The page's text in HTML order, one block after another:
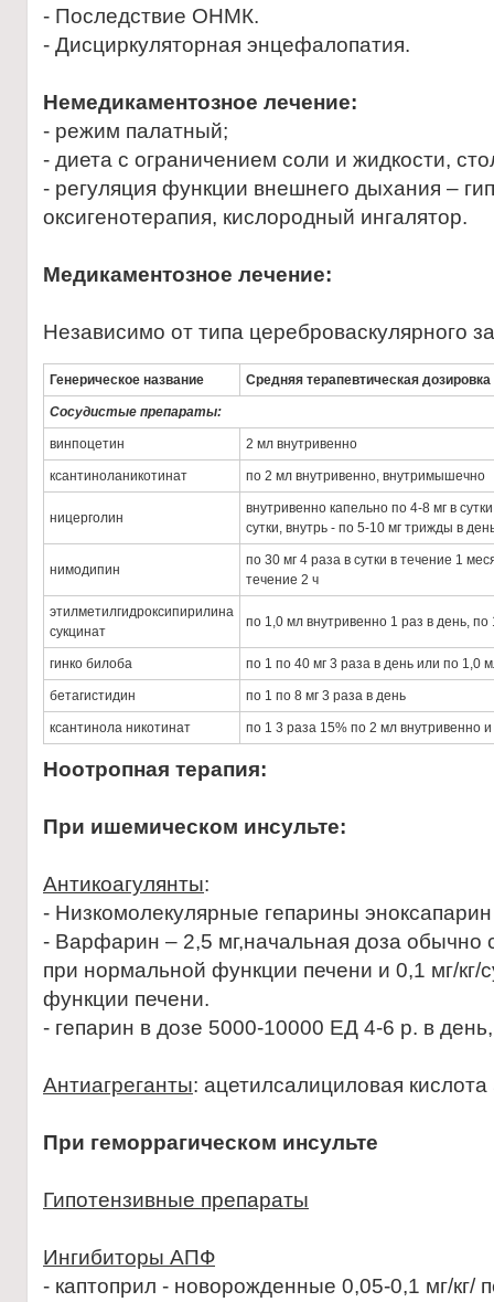
- Последствие ОНМК.
- Дисциркуляторная энцефалопатия.
Немедикаментозное лечение:
- режим палатный;
- диета с ограничением соли и жидкости,
- регуляция функции внешнего дыхания –
оксигенотерапия, кислородный ингалятор.
Медикаментозное лечение:
Независимо от типа цереброваскулярного
Генерическое название Средняя терапевтическая дозировка
Сосудистые препараты:
винпоцетин 2 мл внутривенно
ксантиноланикотинат по 2 мл внутривенно, внутримышечно
ницерголин
внутривенно капельно по 4-8 мг в
сутки, внутрь - по 5-10 мг трижды в
нимодипин
по 30 мг 4 раза в сутки в течение 1
течение 2 ч
этилметилгидроксипирилина
сукцинат
по 1,0 мл внутривенно 1 раз в день, по
гинко билоба по 1 по 40 мг 3 раза в день или по 1,0
бетагистидин по 1 по 8 мг 3 раза в день
ксантинола никотинат по 1 3 раза 15% по 2 мл внутривенно
Ноотропная терапия:
При ишемическом инсульте:
Антикоагулянты:
- Низкомолекулярные гепарины
- Варфарин – 2,5 мг,начальная доза обычно
при нормальной функции печени и 0,1 мг/кг/
функции печени.
- гепарин в дозе 5000-10000 ЕД 4-6 р. в
Антиагреганты: ацетилсалициловая кислота
При геморрагическом инсульте
Гипотензивные препараты
Ингибиторы АПФ
- каптоприл - новорожденные 0,05-0,1 мг/кг/